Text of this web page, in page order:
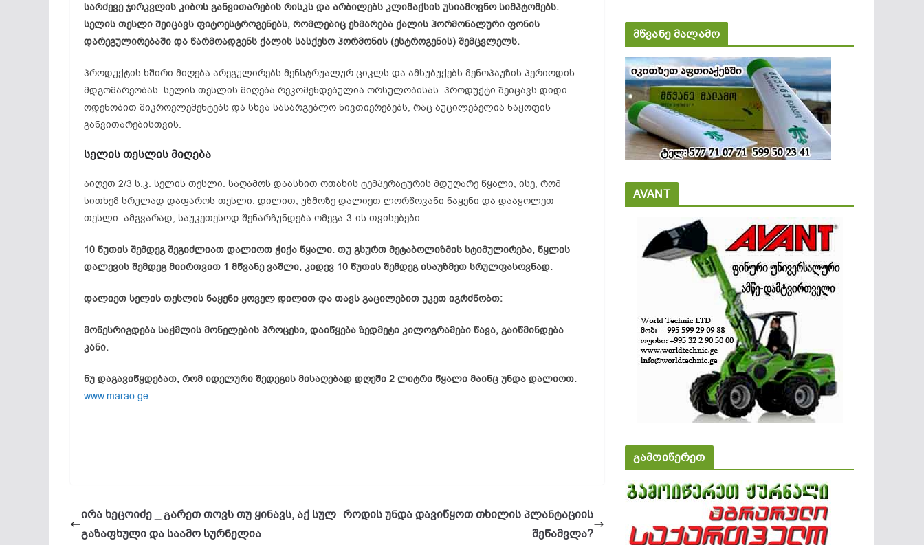
სარძევე ჯირკვლის კიბოს განვითარების რისკს და არბილებს კლიმაქსის უსიამოვნო სიმპტომებს.
სელის თესლი შეიცავს ფიტოესტროგენებს, რომლებიც ეხმარება ქალის ჰორმონალური ფონის
დარეგულირებაში და წარმოადგენს ქალის სასქესო ჰორმონის (ესტროგენის) შემცვლელს.
პროდუქტის ხშირი მიღება არეგულირებს მენსტრუალურ ციკლს და ამსუბუქებს მენოპაუზის პერიოდის
მდგომარეობას. სელის თესლის მიღება რეკომენდებულია ორსულობისას. პროდუქტი შეიცავს დიდი
ოდენობით მიკროელემენტებს და სხვა სასარგებლო ნივთიერებებს, რაც აუცილებელია ნაყოფის
განვითარებისთვის.
სელის თესლის მიღება
აიღეთ 2/3 ს.კ. სელის თესლი. საღამოს დაასხით ოთახის ტემპერატურის მდუღარე წყალი, ისე, რომ
სითხემ სრულად დაფაროს თესლი. დილით, უზმოზე დალიეთ ლორწოვანი ნაყენი და დააყოლეთ
თესლი. ამგვარად, საუკეთესოდ შენარჩუნდება ომეგა-3-ის თვისებები.
10 წუთის შემდეგ შეგიძლიათ დალიოთ ჭიქა წყალი. თუ გსურთ მეტაბოლიზმის სტიმულირება, წყლის
დალევის შემდეგ მიირთვით 1 მწვანე ვაშლი, კიდევ 10 წუთის შემდეგ ისაუზმეთ სრულფასოვნად.
დალიეთ სელის თესლის ნაყენი ყოველ დილით და თავს გაცილებით უკეთ იგრძნობთ:
მოწესრიგდება საჭმლის მონელების პროცესი, დაიწყება ზედმეტი კილოგრამები წავა, გაიწმინდება
კანი.
ნუ დაგავიწყდებათ, რომ იდელური შედეგის მისაღებად დღეში 2 ლიტრი წყალი მაინც უნდა დალიოთ.
www.marao.ge
ირა ხეცოიძე _ გარეთ თოვს თუ ყინავს, აქ სულ
გაზაფხული და საამო სურნელია
როდის უნდა დავიწყოთ თხილის პლანტაციის
შეწამვლა?
მწვანე მალამო
AVANT
გამოიწერეთ